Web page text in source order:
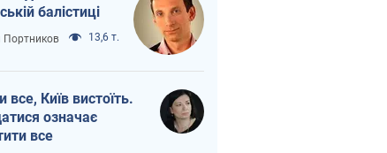
балістиці
Портников 13,6 т.
все, Київ вистоїть.
означає
все